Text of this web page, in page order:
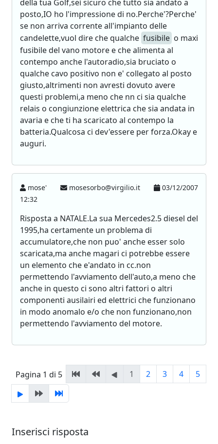
della tua Golf,sei sicuro che tutto sia andato a
posto,IO ho l'impressione di no.Perche'?Perche'
se non arriva corrente all'impianto delle
candelette,vuol dire che qualche fusibile o maxi
fusibile del vano motore e che alimenta al
contempo anche l'autoradio,sia bruciato o
qualche cavo positivo non e' collegato al posto
giusto,altrimenti non avresti dovuto avere
questi problemi,a meno che nn ci sia qualche
relais o congiunzione elettrica che sia andata in
avaria e che ti ha scaricato al contempo la
batteria.Qualcosa ci dev'essere per forza.Okay e
auguri.
mose' mosesorbo@virgilio.it
03/12/2007
12:32
Risposta a NATALE.La sua Mercedes2.5 diesel del
1995,ha certamente un problema di
accumulatore,che non puo' anche esser solo
scaricata,ma anche magari ci potrebbe essere
un elemento che e'andato in cc.non
permettendo l'avviamento dell'auto,a meno che
anche in questo ci sono altri fattori o altri
componenti ausilairi ed elettrici che funzionano
in modo anomalo e/o che non funzionano,non
permettendo l'avviamento del motore.
Pagina 1 di 5 1 2 3 4 5
Inserisci risposta